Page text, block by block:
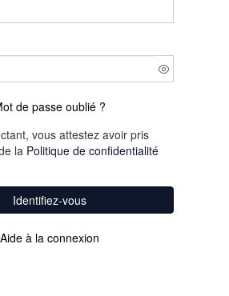
de passe oublié ?
vous attestez avoir pris
la Politique de confidentialité
Identifiez-vous
Aide à la connexion